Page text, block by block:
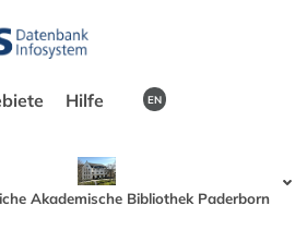
Hilfe EN
Akademische Bibliothek Paderborn